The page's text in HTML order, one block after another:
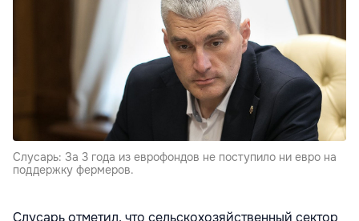
Слусарь: За 3 года из еврофондов не поступило ни евро на
поддержку фермеров.